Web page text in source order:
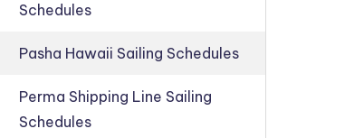
Schedules
Pasha Hawaii Sailing Schedules
Perma Shipping Line Sailing
Schedules